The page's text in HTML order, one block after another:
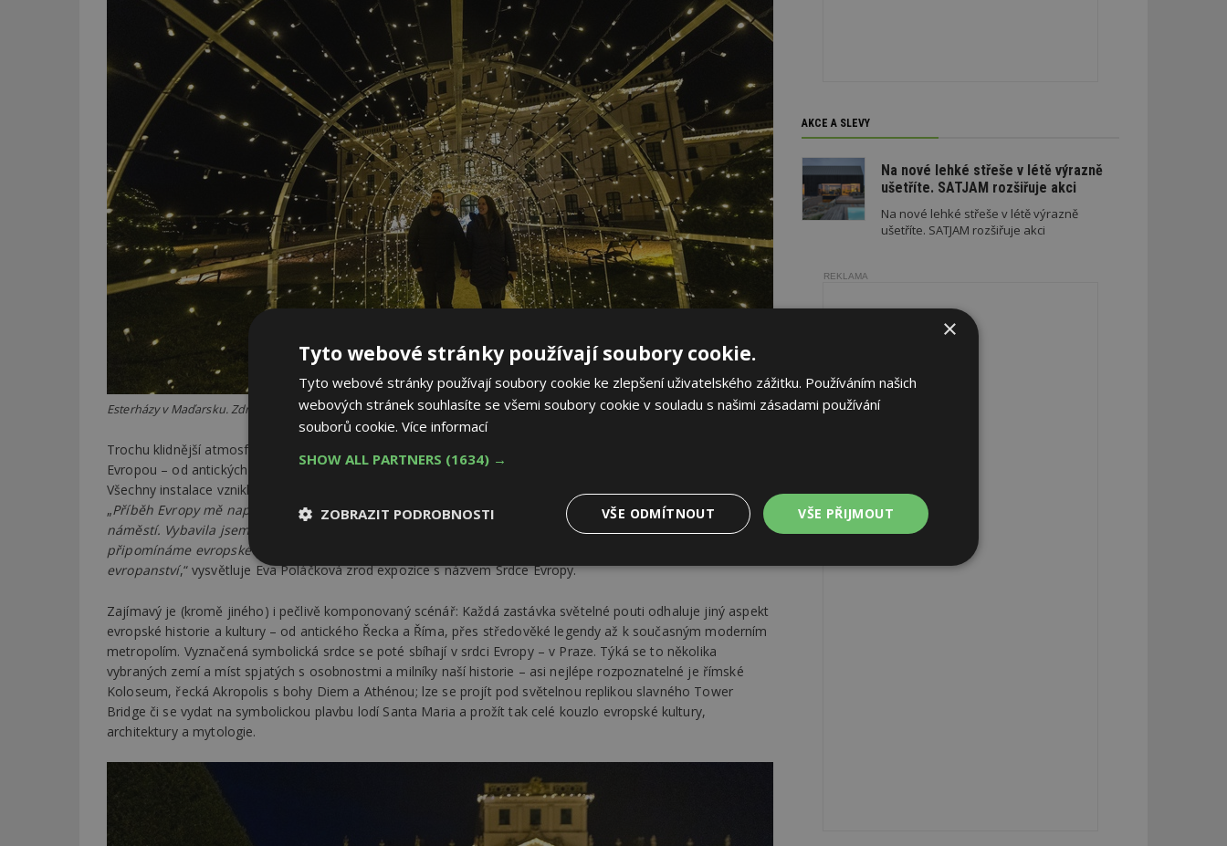
Esterházy v Maďarsku. Zdroj: společnost Decoled
Trochu klidnější atmosféru světel a barev přinášejí Žluté lázně. Nabízejí zářivou říši fantazie, zvou na cestu
Evropou – od antických chrámů přes středověké katedrály až po moderní symboly evropské architektury.
Všechny instalace vznikly v České republice a nesou rukopis domácích výtvarníků, designérů a techniků.
„Příběh Evropy mě napadl, když jsem loni odcházela od rozsvíceného stromu na pražském Staroměstském
náměstí. Vybavila jsem si tradičně zobrazovanou Evropu podle řeckých bájí a napadlo mě, jak málo si
připomínáme evropské tradice a hodnoty, které náš život utvářejí – co nás spojuje a co je to vlastně
evropanství,“ vysvětluje Eva Poláčková zrod expozice s názvem Srdce Evropy.
Zajímavý je (kromě jiného) i pečlivě komponovaný scénář: Každá zastávka světelné pouti odhaluje jiný aspekt
evropské historie a kultury – od antického Řecka a Říma, přes středověké legendy až k současným moderním
metropolím. Vyznačená symbolická srdce se poté sbíhají v srdci Evropy – v Praze. Týká se to několika
vybraných zemí a míst spjatých s osobnostmi a milníky naší historie – asi nejlépe rozpoznatelné je římské
Koloseum, řecká Akropolis s bohy Diem a Athénou; lze se projít pod světelnou replikou slavného Tower
Bridge či se vydat na symbolickou plavbu lodí Santa Maria a prožít tak celé kouzlo evropské kultury,
architektury a mytologie.
AKCE A SLEVY
Na nové lehké střeše v létě výrazně
ušetříte. SATJAM rozšiřuje akci
Na nové lehké střeše v létě výrazně
ušetříte. SATJAM rozšiřuje akci
REKLAMA
×
Tyto webové stránky používají soubory cookie.
Tyto webové stránky používají soubory cookie ke zlepšení uživatelského zážitku. Používáním našich
webových stránek souhlasíte se všemi soubory cookie v souladu s našimi zásadami používání
souborů cookie. Více informací
SHOW ALL PARTNERS (1634) →
VŠE PŘIJMOUT
VŠE ODMÍTNOUT
ZOBRAZIT PODROBNOSTI
Nezbytně
nutné soubory
Výkonové
Soubory cílení
Funkční
Nezařazené
Nezbytně nutné soubory Výkonové soubory Soubory cílení Funkční soubory
Webové stránky nelze bez nezbytně nutných souborů cookie správně používat.
Provider /
Doména
Vyprší
Hotjar Ltd
www.estav.cz
minuty
Hotjar o tom, zda je tento návštěvník zahrnut do